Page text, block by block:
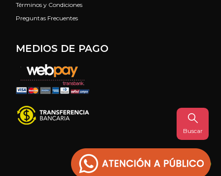
Buscar
Términos y Condiciones
Preguntas Frecuentes
MEDIOS DE PAGO